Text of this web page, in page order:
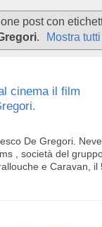
post con
. Mostra
cinema il film
De Gregori.
, società del
e Caravan, il